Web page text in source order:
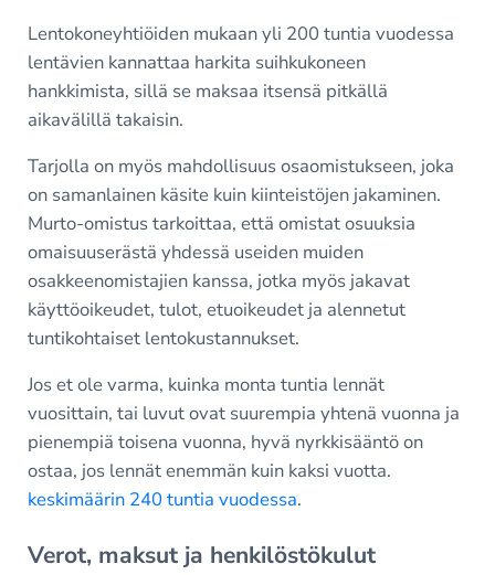
Lentokoneyhtiöiden mukaan yli 200 tuntia vuodessa
lentävien kannattaa harkita suihkukoneen
hankkimista, sillä se maksaa itsensä pitkällä
aikavälillä takaisin.
Tarjolla on myös mahdollisuus osaomistukseen, joka
on samanlainen käsite kuin kiinteistöjen jakaminen.
Murto-omistus tarkoittaa, että omistat osuuksia
omaisuuserästä yhdessä useiden muiden
osakkeenomistajien kanssa, jotka myös jakavat
käyttöoikeudet, tulot, etuoikeudet ja alennetut
tuntikohtaiset lentokustannukset.
Jos et ole varma, kuinka monta tuntia lennät
vuosittain, tai luvut ovat suurempia yhtenä vuonna ja
pienempiä toisena vuonna, hyvä nyrkkisääntö on
ostaa, jos lennät enemmän kuin kaksi vuotta.
keskimäärin 240 tuntia vuodessa.
Verot, maksut ja henkilöstökulut